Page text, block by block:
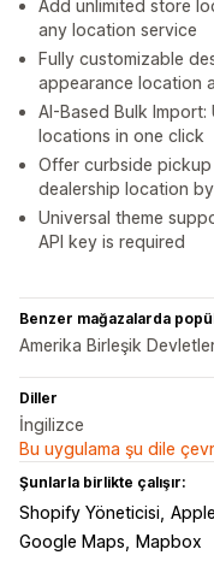
Add unlimited store
any location service
Fully customizable
appearance location
AI-Based Bulk
locations in one click
Offer curbside
dealership location
Universal theme
API key is required
Benzer mağazalarda
Amerika Birleşik
Diller
İngilizce
Bu uygulama şu dile
Şunlarla birlikte çalışır:
Shopify Yöneticisi
Google Maps
Mapbox